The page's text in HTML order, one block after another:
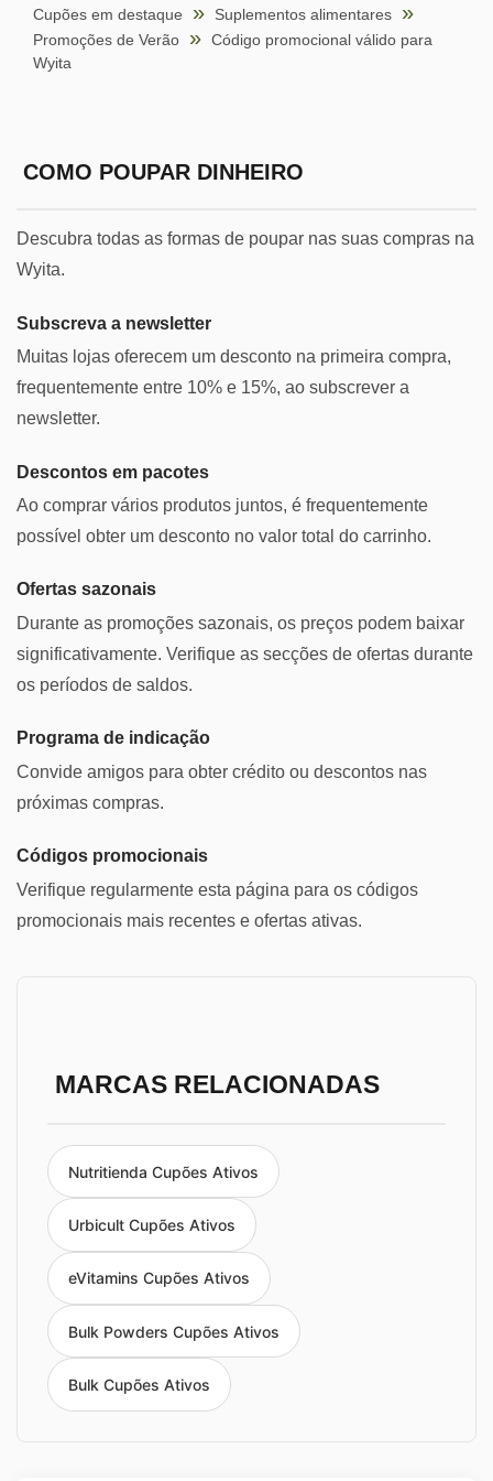
Cupões em destaque
Suplementos alimentares
Promoções de Verão
Código promocional válido para
Wyita
COMO POUPAR DINHEIRO
Descubra todas as formas de poupar nas suas compras na
Wyita.
Subscreva a newsletter
Muitas lojas oferecem um desconto na primeira compra,
frequentemente entre 10% e 15%, ao subscrever a
newsletter.
Descontos em pacotes
Ao comprar vários produtos juntos, é frequentemente
possível obter um desconto no valor total do carrinho.
Ofertas sazonais
Durante as promoções sazonais, os preços podem baixar
significativamente. Verifique as secções de ofertas durante
os períodos de saldos.
Programa de indicação
Convide amigos para obter crédito ou descontos nas
próximas compras.
Códigos promocionais
Verifique regularmente esta página para os códigos
promocionais mais recentes e ofertas ativas.
MARCAS RELACIONADAS
Nutritienda Cupões Ativos
Urbicult Cupões Ativos
eVitamins Cupões Ativos
Bulk Powders Cupões Ativos
Bulk Cupões Ativos